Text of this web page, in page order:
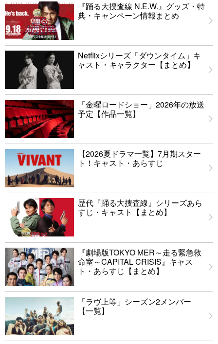
『踊る大捜査線 N.E.W.』グッズ・特
典・キャンペーン情報まとめ
Netflixシリーズ「ダウンタイム」キ
ャスト・キャラクター【まとめ】
「金曜ロードショー」2026年の放送
予定【作品一覧】
【2026夏ドラマ一覧】7月期スター
ト！キャスト・あらすじ
歴代『踊る大捜査線』シリーズあら
すじ・キャスト【まとめ】
『劇場版TOKYO MER～走る緊急救
命室～CAPITAL CRISIS』キャス
ト・あらすじ【まとめ】
「ラヴ上等」シーズン2メンバー
【一覧】